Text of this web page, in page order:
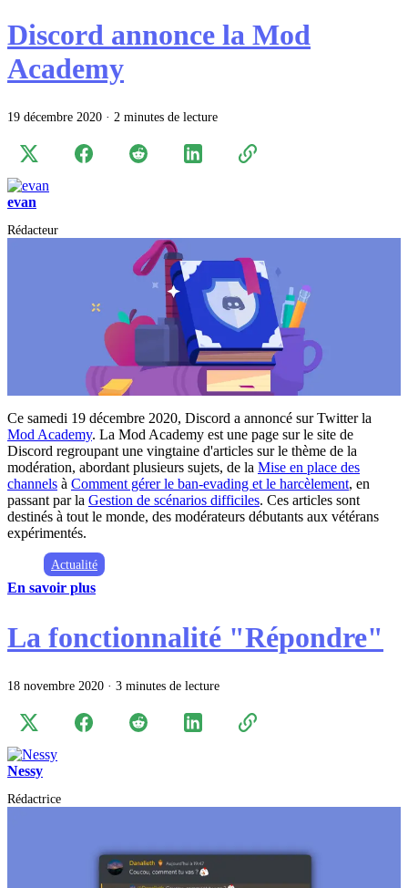
Discord annonce la Mod
Academy
19 décembre 2020 · 2 minutes de lecture
evan
Rédacteur
Ce samedi 19 décembre 2020, Discord a annoncé sur Twitter la
Mod Academy. La Mod Academy est une page sur le site de
Discord regroupant une vingtaine d'articles sur le thème de la
modération, abordant plusieurs sujets, de la Mise en place des
channels à Comment gérer le ban-evading et le harcèlement, en
passant par la Gestion de scénarios difficiles. Ces articles sont
destinés à tout le monde, des modérateurs débutants aux vétérans
expérimentés.
Actualité
En savoir plus
La fonctionnalité "Répondre"
18 novembre 2020 · 3 minutes de lecture
Nessy
Rédactrice